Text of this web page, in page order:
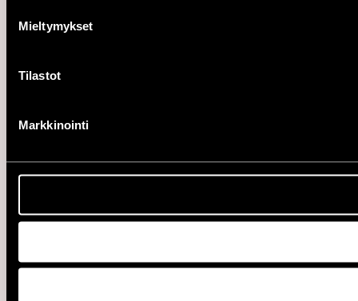
Mieltymykset
Tilastot
Markkinointi